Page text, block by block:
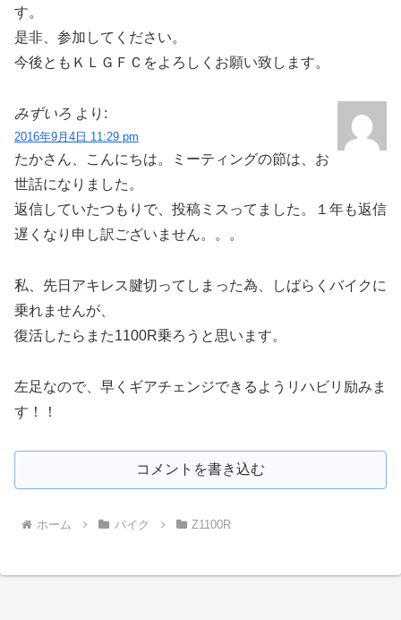
す。
是非、参加してください。
今後ともＫＬＧＦＣをよろしくお願い致します。
みずいろ より:
2016年9月4日 11:29 pm
たかさん、こんにちは。ミーティングの節は、お
世話になりました。
返信していたつもりで、投稿ミスってました。１年も返信
遅くなり申し訳ございません。。。
私、先日アキレス腱切ってしまった為、しばらくバイクに
乗れませんが、
復活したらまた1100R乗ろうと思います。
左足なので、早くギアチェンジできるようリハビリ励みま
す！！
コメントを書き込む
ホーム バイク Z1100R